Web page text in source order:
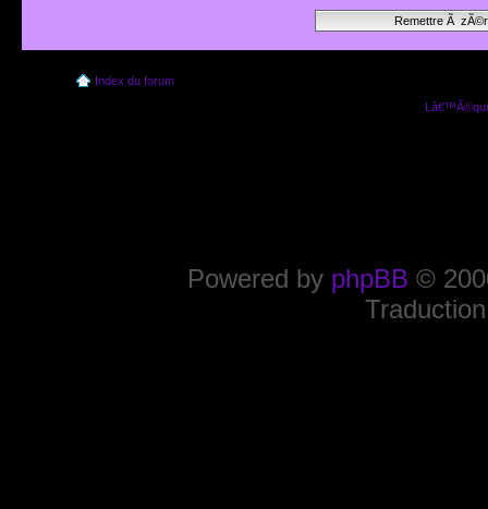
Index du forum
Powered by phpBB ©